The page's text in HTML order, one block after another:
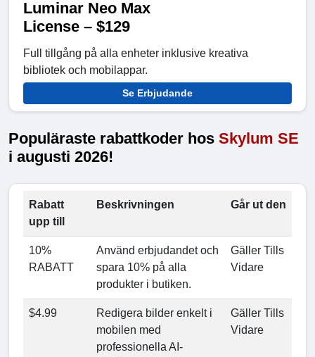
Luminar Neo Max
License – $129
Full tillgång på alla enheter inklusive kreativa
bibliotek och mobilappar.
Se Erbjudande
Populäraste rabattkoder hos Skylum SE
i augusti 2026!
Rabatt
upp till
Beskrivningen Går ut den
10%
RABATT
Använd erbjudandet och
spara 10% på alla
produkter i butiken.
Gäller Tills
Vidare
$4.99
Redigera bilder enkelt i
mobilen med
professionella AI-
Gäller Tills
Vidare